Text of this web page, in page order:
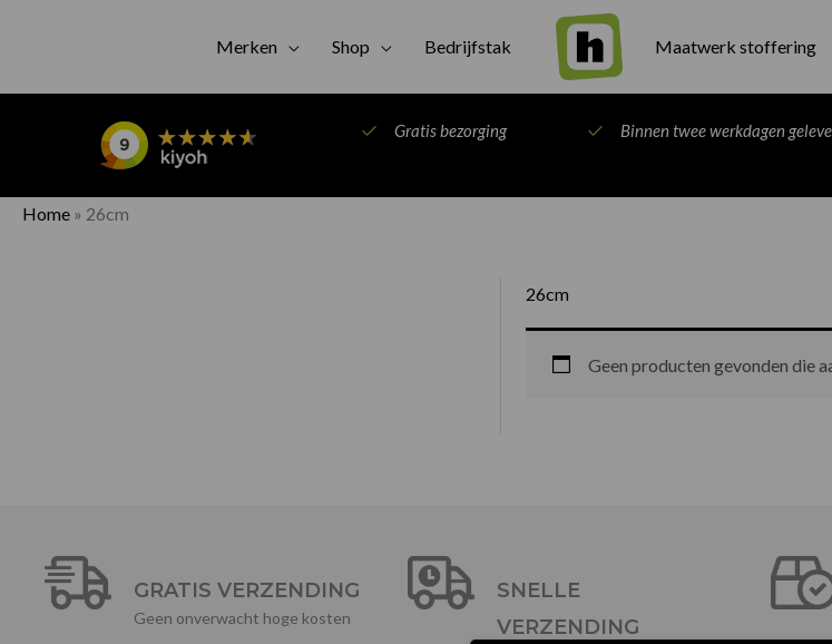
Merken Shop Bedrijfstak Maatwerk stoffering
Gratis bezorging Binnen twee werkdagen
Home » 26cm
26cm
Geen producten gevonden die
GRATIS VERZENDING
Geen onverwacht hoge kosten
SNELLE
VERZENDING